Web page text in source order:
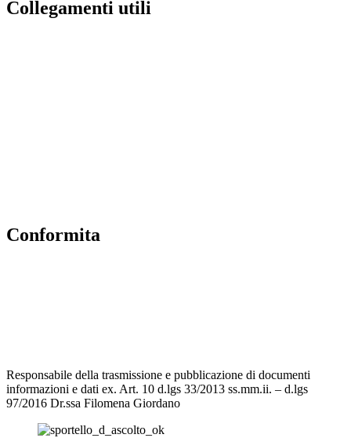
Collegamenti utili
Conformita
Responsabile della trasmissione e pubblicazione di documenti
informazioni e dati ex. Art. 10 d.lgs 33/2013 ss.mm.ii. – d.lgs
97/2016 Dr.ssa Filomena Giordano